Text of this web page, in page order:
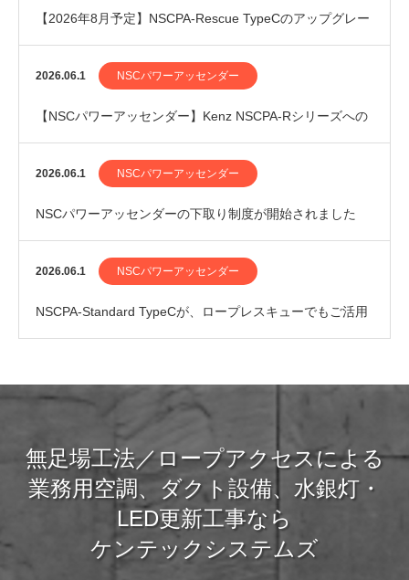
【2026年8月予定】NSCPA-Rescue TypeCのアップグレー
ドを行います
2026.06.1 NSCパワーアッセンダー
【NSCパワーアッセンダー】Kenz NSCPA-Rシリーズへの
メンテナンスパック追加のお知らせ
2026.06.1 NSCパワーアッセンダー
NSCパワーアッセンダーの下取り制度が開始されました
2026.06.1 NSCパワーアッセンダー
NSCPA-Standard TypeCが、ロープレスキューでもご活用
無足場工法／ロープアクセスによる
業務用空調、ダクト設備、水銀灯・
LED更新工事なら
ケンテックシステムズ